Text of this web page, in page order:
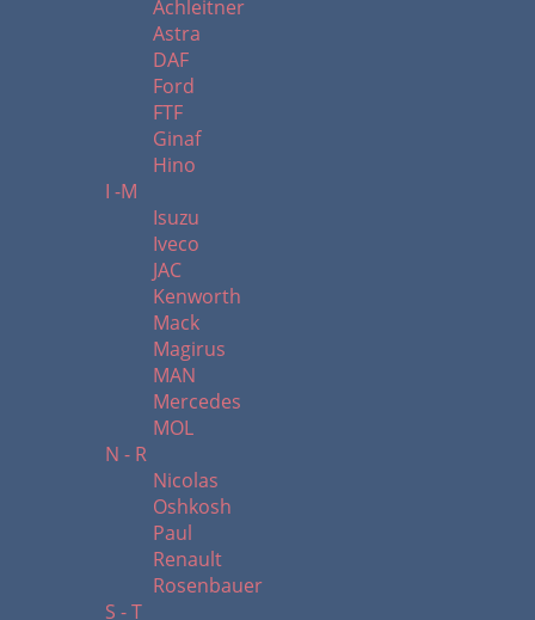
Achleitner
Astra
DAF
Ford
FTF
Ginaf
Hino
I -M
Isuzu
Iveco
JAC
Kenworth
Mack
Magirus
MAN
Mercedes
MOL
N - R
Nicolas
Oshkosh
Paul
Renault
Rosenbauer
S - T